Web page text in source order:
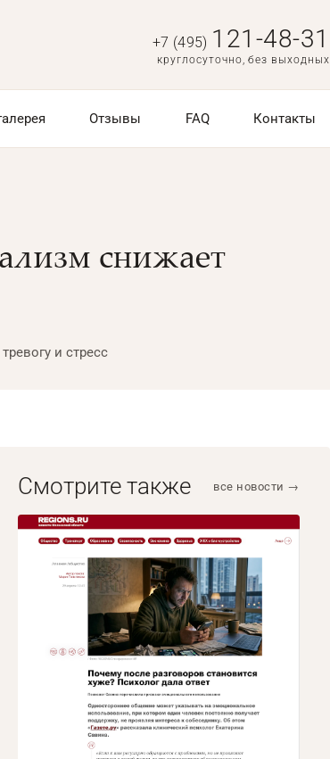
+7 (495) 121-48-31
круглосуточно, без выходных
Отзывы FAQ Контакты
снижает
и стресс
Смотрите также все новости →